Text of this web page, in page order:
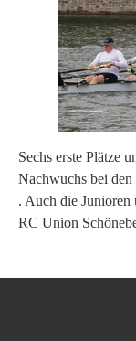
Sechs erste Plätze
Nachwuchs bei
. Auch die Junioren
RC Union